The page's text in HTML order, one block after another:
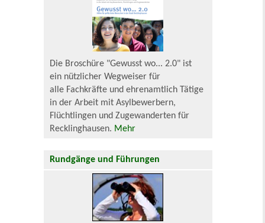
Die Broschüre "Gewusst wo... 2.0" ist
ein nützlicher Wegweiser für
alle Fachkräfte und ehrenamtlich Tätige
in der Arbeit mit Asylbewerbern,
Flüchtlingen und Zugewanderten für
Recklinghausen. Mehr
Rundgänge und Führungen